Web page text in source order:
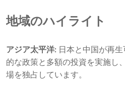
地域のハイライト
アジア太平洋: 日本と中国が再
的な政策と多額の投資を実施し
場を独占しています。